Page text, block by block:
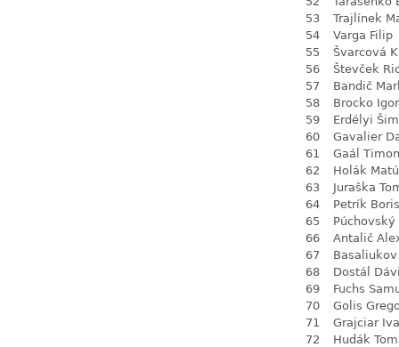
53
Trajlínek
54
Varga Filip
55
Švarcová
56
Števček
57
Bandič
58
Brocko Igor
59
Erdélyi
60
Gavalier
61
Gaál Timon
62
Holák
63
Juraška
64
Petrík Boris
65
Púchovský
66
Antalič
67
68
Dostál
69
Fuchs
70
Golis
71
Grajciar
72
Hudák